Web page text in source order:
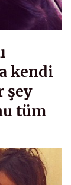
kendi
şey
tüm